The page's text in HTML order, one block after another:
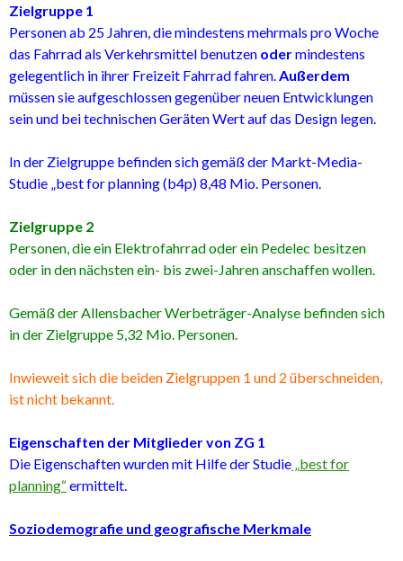
Zielgruppe 1
Personen ab 25 Jahren, die mindestens mehrmals pro Woche
das Fahrrad als Verkehrsmittel benutzen odermindestens
gelegentlich in ihrer Freizeit Fahrrad fahren.Außerdem
müssen sie aufgeschlossen gegenüber neuen Entwicklungen
sein und bei technischen Geräten Wert auf das Design legen.
In der Zielgruppe befinden sich gemäß der Markt-Media-
Studie „best for planning (b4p) 8,48 Mio. Personen.
Zielgruppe 2
Personen, die ein Elektrofahrrad oder ein Pedelec besitzen
oder in den nächsten ein- bis zwei-Jahren anschaffen wollen.
Gemäß der Allensbacher Werbeträger-Analyse befinden sich
in der Zielgruppe 5,32 Mio. Personen.
Inwieweit sich die beiden Zielgruppen 1 und 2 überschneiden,
ist nicht bekannt.
Eigenschaften der Mitglieder von ZG 1
Die Eigenschaften wurden mit Hilfe der Studie „best for
planning“ermittelt.
Soziodemografie und geografische Merkmale